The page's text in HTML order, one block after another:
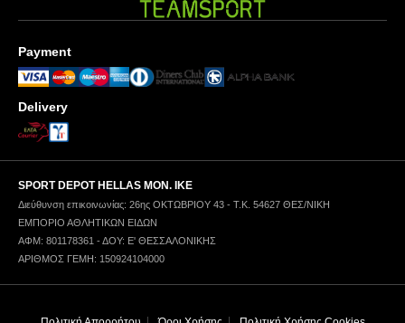
Payment
Delivery
SPORT DEPOT HELLAS ΜΟΝ. ΙΚΕ
Διεύθυνση επικοινωνίας: 26ης ΟΚΤΩΒΡΙΟΥ 43 - Τ.Κ. 54627 ΘΕΣ/ΝΙΚΗ
ΕΜΠΟΡΙΟ ΑΘΛΗΤΙΚΩΝ ΕΙΔΩΝ
ΑΦΜ: 801178361 - ΔΟΥ: Ε' ΘΕΣΣΑΛΟΝΙΚΗΣ
ΑΡΙΘΜΟΣ ΓΕΜΗ: 150924104000